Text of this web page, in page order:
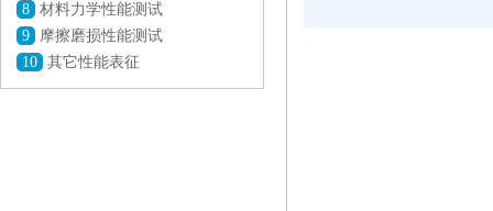
8 材料力学性能测试
9
摩擦磨损性能测试
10 其它性能表征